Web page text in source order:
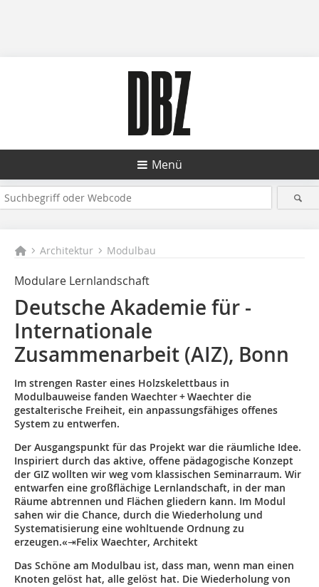
Menü
Architektur Modulbau
Modulare Lernlandschaft
Deutsche Akademie für ­
Internationale
Zusammenarbeit (AIZ), Bonn
Im strengen Raster eines Holzskelettbaus in
Modulbauweise fanden Waechter + Waechter die
gestalterische Freiheit, ein anpassungsfähiges offenes
System zu entwerfen.
Der Ausgangspunkt für das Projekt war die räumliche Idee.
Inspiriert durch das aktive, offene pädagogische Konzept
der GIZ wollten wir weg vom klassischen Seminarraum. Wir
entwarfen eine großflächige Lernlandschaft, in der man
Räume abtrennen und Flächen gliedern kann. Im Modul
sahen wir die Chance, durch die Wiederholung und
Systematisierung eine wohltuende Ordnung zu
erzeugen.«⇥Felix Waechter, Architekt
Das Schöne am Modulbau ist, dass man, wenn man einen
Knoten gelöst hat, alle gelöst hat. Die Wiederholung von